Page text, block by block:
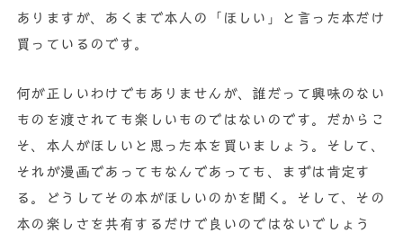
ありますが、あくまで本人の「ほしい」と言った本だけ
買っているのです。
何が正しいわけでもありませんが、誰だって興味のない
ものを渡されても楽しいものではないのです。だからこ
そ、本人がほしいと思った本を買いましょう。そして、
それが漫画であってもなんであっても、まずは肯定す
る。どうしてその本がほしいのかを聞く。そして、その
本の楽しさを共有するだけで良いのではないでしょう